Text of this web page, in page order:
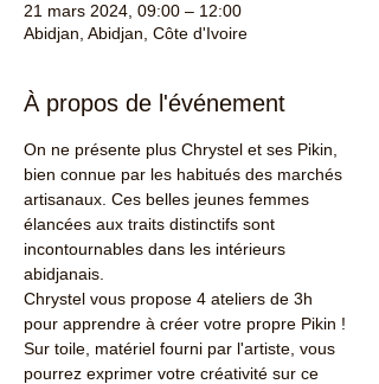
21 mars 2024, 09:00 – 12:00
Abidjan, Abidjan, Côte d'Ivoire
À propos de l'événement
On ne présente plus Chrystel et ses Pikin,
bien connue par les habitués des marchés
artisanaux. Ces belles jeunes femmes
élancées aux traits distinctifs sont
incontournables dans les intérieurs
abidjanais.
Chrystel vous propose 4 ateliers de 3h
pour apprendre à créer votre propre Pikin !
Sur toile, matériel fourni par l'artiste, vous
pourrez exprimer votre créativité sur ce